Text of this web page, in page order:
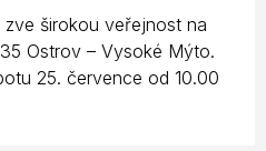
zve širokou veřejnost na
Ostrov – Vysoké Mýto.
25. července od 10.00